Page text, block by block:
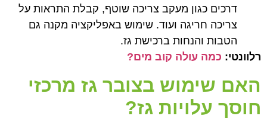
דרכים כגון מעקב צריכה שוטף, קבלת התראות על
צריכה חריגה ועוד. שימוש באפליקציה מקנה גם
הטבות והנחות ברכישת גז.
רלוונטי: כמה עולה קוב מים?
האם שימוש בצובר גז מרכזי
חוסך עלויות גז?